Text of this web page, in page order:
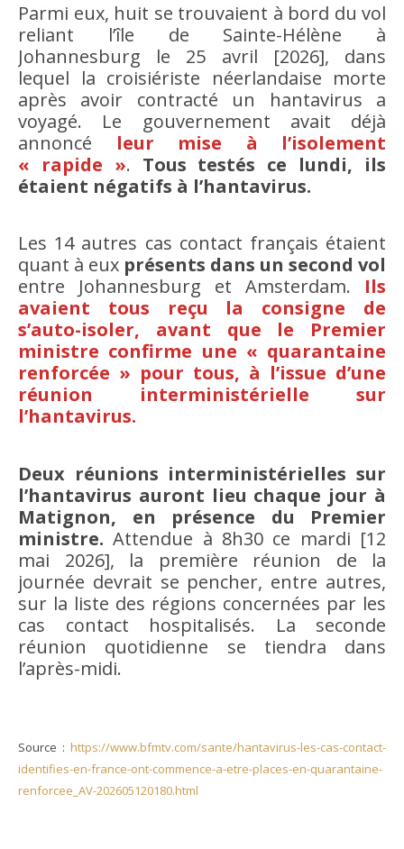
Parmi eux, huit se trouvaient à bord du vol
reliant l’île de Sainte-Hélène à
Johannesburg le 25 avril [2026], dans
lequel la croisiériste néerlandaise morte
après avoir contracté un hantavirus a
voyagé. Le gouvernement avait déjà
annoncé leur mise à l’isolement
« rapide ». Tous testés ce lundi, ils
étaient négatifs à l’hantavirus.
Les 14 autres cas contact français étaient
quant à eux présents dans un second vol
entre Johannesburg et Amsterdam. Ils
avaient tous reçu la consigne de
s’auto-isoler, avant que le Premier
ministre confirme une « quarantaine
renforcée » pour tous, à l’issue d’une
réunion interministérielle sur
l’hantavirus.
Deux réunions interministérielles sur
l’hantavirus auront lieu chaque jour à
Matignon, en présence du Premier
ministre.Attendue à 8h30 ce mardi [12
mai 2026], la première réunion de la
journée devrait se pencher, entre autres,
sur la liste des régions concernées par les
cas contact hospitalisés. La seconde
réunion quotidienne se tiendra dans
l’après-midi.
Source : https://www.bfmtv.com/sante/hantavirus-les-cas-contact-
identifies-en-france-ont-commence-a-etre-places-en-quarantaine-
renforcee_AV-202605120180.html